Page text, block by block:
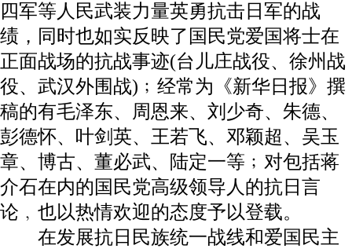
四军等人民武装力量英勇抗击日军的战
绩，同时也如实反映了国民党爱国将士在
正面战场的抗战事迹(台儿庄战役、徐州战
役、武汉外围战)﹔经常为《新华日报》撰
稿的有毛泽东、周恩来、刘少奇、朱德、
彭德怀、叶剑英、王若飞、邓颖超、吴玉
章、博古、董必武、陆定一等﹔对包括蒋
介石在内的国民党高级领导人的抗日言
论﹐也以热情欢迎的态度予以登载。
在发展抗日民族统一战线和爱国民主